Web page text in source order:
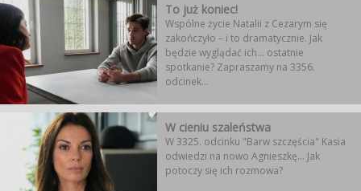
To już koniec!
Wspólne życie Natalii z Cezarym się
zakończyło – i to dramatycznie. Jak
będzie wyglądać ich... ostatnie
spotkanie? Zapraszamy na 3356.
odcinek...
W cieniu szaleństwa
W 3325. odcinku "Barw szczęścia" Kasia
odwiedzi na nowo Agnieszkę... Jak
potoczy się ich rozmowa?